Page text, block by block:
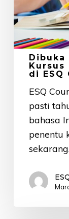
Reguler
di
ESQ
Course
Dibuka
di ESQ
ESQ
pasti
bahasa
penentu